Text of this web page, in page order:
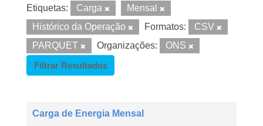
Etiquetas: Carga
Mensal
Histórico da Operação
Formatos:
CSV
PARQUET
Organizações:
ONS
Filtrar Resultados
Carga de Energia Mensal